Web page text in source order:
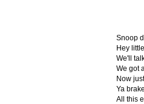
Snoop
Hey
We'll
We got
Now
Ya
All this